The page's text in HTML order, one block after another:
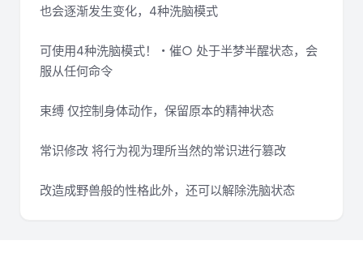
也会逐渐发生变化，4种洗脑模式
可使用4种洗脑模式！・催○ 处于半梦半醒状态，会
服从任何命令
束缚 仅控制身体动作，保留原本的精神状态
常识修改 将行为视为理所当然的常识进行篡改
改造成野兽般的性格此外，还可以解除洗脑状态